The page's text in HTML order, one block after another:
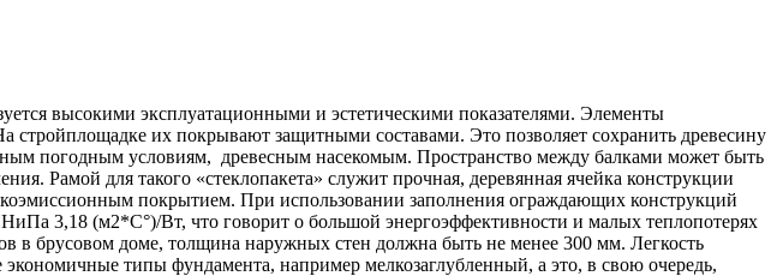
высокими эксплуатационными и эстетическими показателями. Элементы
их покрывают защитными составами. Это позволяет сохранить древесину
погодным условиям, древесным насекомым. Пространство между балками может быть
Рамой для такого «стеклопакета» служит прочная, деревянная ячейка конструкции
покрытием. При использовании заполнения ограждающих конструкций
3,18 (м2*С°)/Вт, что говорит о большой энергоэффективности и малых теплопотерях
в брусовом доме, толщина наружных стен должна быть не менее 300 мм. Легкость
типы фундамента, например мелкозаглубленный, а это, в свою очередь,